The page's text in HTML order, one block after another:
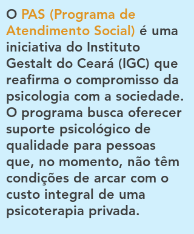
O PAS (Programa de
Atendimento Social) é uma
iniciativa do Instituto
Gestalt do Ceará (IGC) que
reafirma o compromisso da
psicologia com a sociedade.
O programa busca oferecer
suporte psicológico de
qualidade para pessoas
que, no momento, não têm
condições de arcar com o
custo integral de uma
psicoterapia privada.